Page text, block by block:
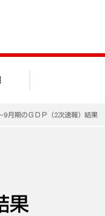
9月期のＧＤＰ（2次速報）結果
果